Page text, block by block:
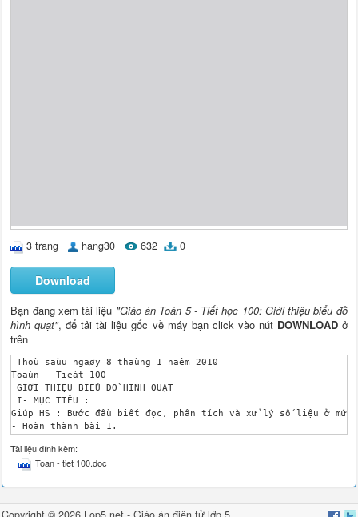
3 trang hang30 632 0
Download
Bạn đang xem tài liệu "Giáo án Toán 5 - Tiết học 100: Giới thiệu biểu đồ
hình quạt", để tải tài liệu gốc về máy bạn click vào nút DOWNLOADở
trên
Thöù saùu ngaøy 8 thaùng 1 naêm 2010
Toaùn - Tieát 100
GIỚI THIỆU BIỂU ĐỒ HÌNH QUẠT
I- MỤC TIÊU :
Giúp HS : Bước đầu biết đọc, phân tích và xử lý số liệu ở
- Hoàn thành bài 1.
II- ĐỒ DÙNG DẠY - HỌC :
- Hình vẽ 1 biểu đồ trong SGK.
III- HOẠT ĐỘNG DẠY - HỌC :
Hoạt động của GV
Hoạt động của HS
Tài liệu đính kèm:
Toan - tiet 100.doc